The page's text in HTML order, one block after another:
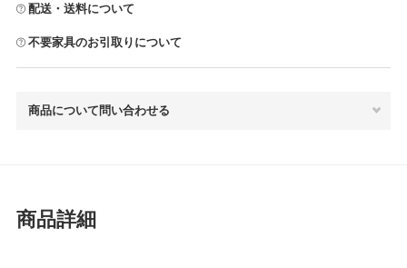
配送・送料について
不要家具のお引取りについて
商品について問い合わせる
商品詳細